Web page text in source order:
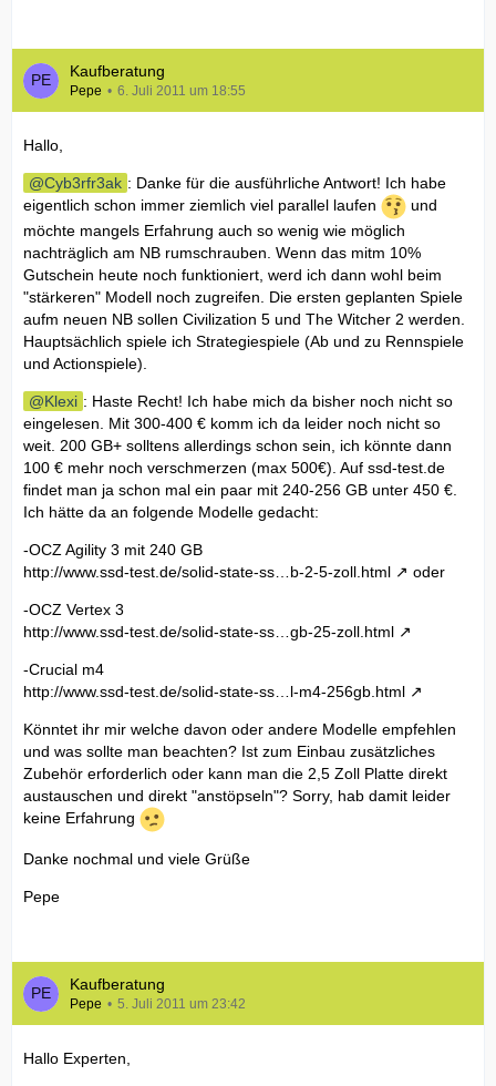
Kaufberatung
Pepe 6. Juli 2011 um 18:55
Hallo,
Cyb3rfr3ak : Danke für die ausführliche Antwort! Ich habe
eigentlich schon immer ziemlich viel parallel laufen
und
möchte mangels Erfahrung auch so wenig wie möglich
nachträglich am NB rumschrauben. Wenn das mitm 10%
Gutschein heute noch funktioniert, werd ich dann wohl beim
"stärkeren" Modell noch zugreifen. Die ersten geplanten Spiele
aufm neuen NB sollen Civilization 5 und The Witcher 2 werden.
Hauptsächlich spiele ich Strategiespiele (Ab und zu Rennspiele
und Actionspiele).
Klexi : Haste Recht! Ich habe mich da bisher noch nicht so
eingelesen. Mit 300-400 € komm ich da leider noch nicht so
weit. 200 GB+ solltens allerdings schon sein, ich könnte dann
100 € mehr noch verschmerzen (max 500€). Auf ssd-test.de
findet man ja schon mal ein paar mit 240-256 GB unter 450 €.
Ich hätte da an folgende Modelle gedacht:
-OCZ Agility 3 mit 240 GB
http://www.ssd-test.de/solid-state-ss…b-2-5-zoll.html
oder
-OCZ Vertex 3
http://www.ssd-test.de/solid-state-ss…gb-25-zoll.html
-Crucial m4
http://www.ssd-test.de/solid-state-ss…l-m4-256gb.html
Könntet ihr mir welche davon oder andere Modelle empfehlen
und was sollte man beachten? Ist zum Einbau zusätzliches
Zubehör erforderlich oder kann man die 2,5 Zoll Platte direkt
austauschen und direkt "anstöpseln"? Sorry, hab damit leider
keine Erfahrung
Danke nochmal und viele Grüße
Pepe
Kaufberatung
Pepe 5. Juli 2011 um 23:42
Hallo Experten,